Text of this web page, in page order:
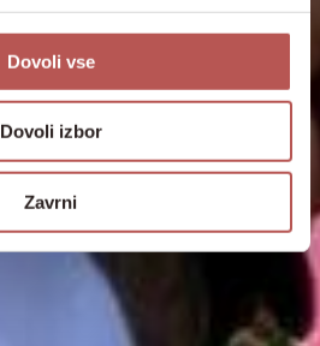
Dovoli vse
Dovoli izbor
Zavrni